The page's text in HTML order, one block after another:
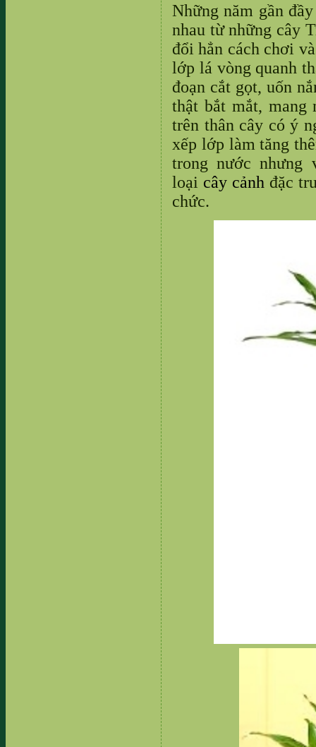
Những năm gần
nhau từ những cây
đổi hẳn cách chơi
lớp lá vòng quanh
đoạn cắt gọt, uốn
thật bắt mắt, mang
trên thân cây có ý
xếp lớp làm tăng
trong nước nhưng
loại cây cảnh đặc
chức.